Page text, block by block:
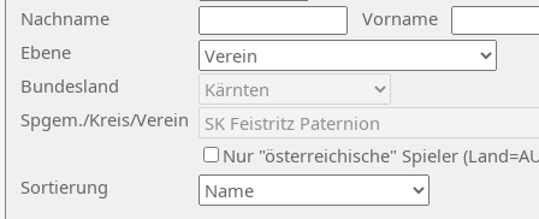
Nachname
Vorname
Ebene
Sortierung
Bundesland
Spgem./Kreis/Verein
Nur "österreichische" Spieler